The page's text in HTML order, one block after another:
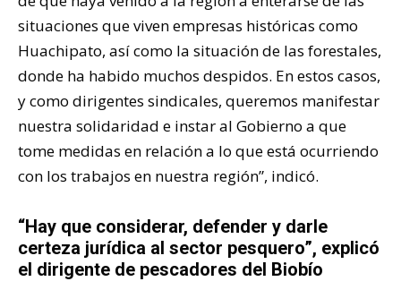
situaciones que viven empresas históricas como
Huachipato, así como la situación de las forestales,
donde ha habido muchos despidos. En estos casos,
y como dirigentes sindicales, queremos manifestar
nuestra solidaridad e instar al Gobierno a que
tome medidas en relación a lo que está ocurriendo
con los trabajos en nuestra región”, indicó.
“Hay que considerar, defender y darle
certeza jurídica al sector pesquero”, explicó
el dirigente de pescadores del Biobío